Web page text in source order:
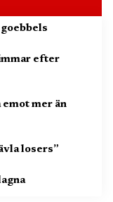
efter
mer än
losers”